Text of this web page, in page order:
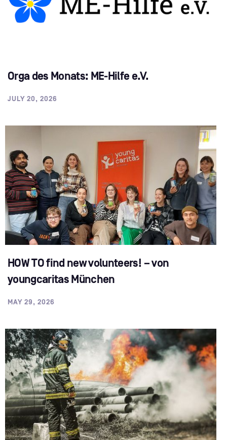
Orga des Monats: ME-Hilfe e.V.
JULY 20, 2026
HOW TO find new volunteers! – von
youngcaritas München
MAY 29, 2026